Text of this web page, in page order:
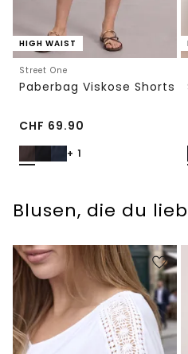
HIGH WAIST
Street One
Paberbag Viskose Shorts
CHF 69.90
+ 1
Blusen, die du